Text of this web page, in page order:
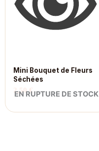
EN RUPTURE DE STOCK
Mini Bouquet de Fleurs
Séchées
2,50€